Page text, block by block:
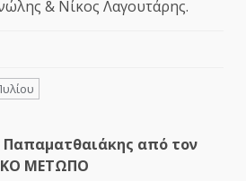
& Νίκος Λαγουτάρης.
από τον
ΜΕΤΩΠΟ